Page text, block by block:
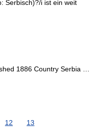
Serbisch)?/i ist ein weit
1886 Country Serbia …
12 13